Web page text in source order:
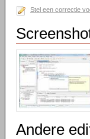
Stel een correctie
Andere